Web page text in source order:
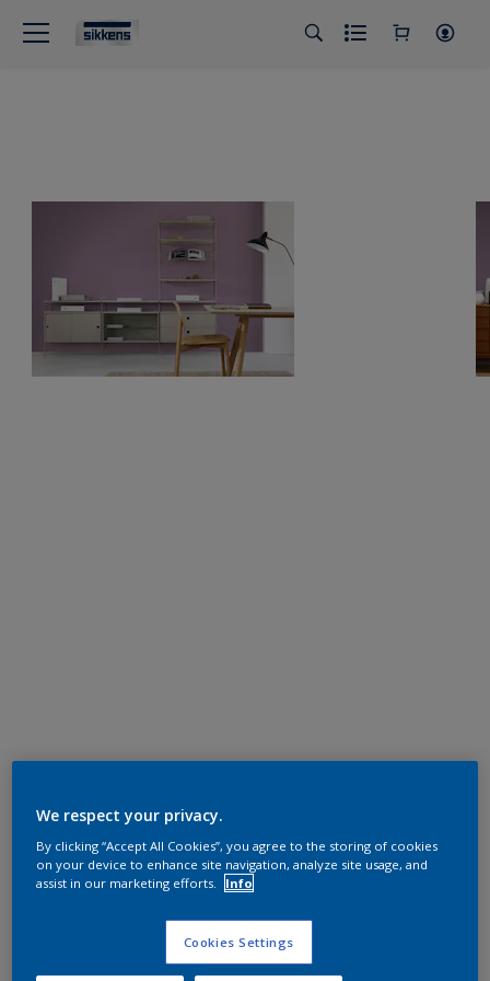
We respect your privacy.
By clicking “Accept All Cookies”, you agree to the storing of cookies
on your device to enhance site navigation, analyze site usage, and
assist in our marketing efforts.
Info
Cookies Settings